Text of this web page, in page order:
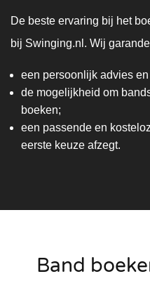
De beste ervaring bij het
bij Swinging.nl. Wij
een persoonlijk advies
de mogelijkheid om
boeken;
een passende en
eerste keuze afzegt.
Band